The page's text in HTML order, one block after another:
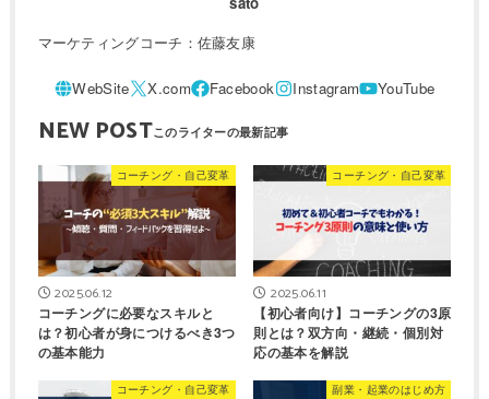
マーケティングコーチ：佐藤友康
NEW POST
コーチング・自己変革
2025.06.12
コーチングに必要なスキルと
は？初心者が身につけるべき3つ
の基本能力
コーチング・自己変革
2025.06.11
【初心者向け】コーチングの3原
則とは？双方向・継続・個別対
応の基本を解説
コーチング・自己変革 副業・起業のはじめ方